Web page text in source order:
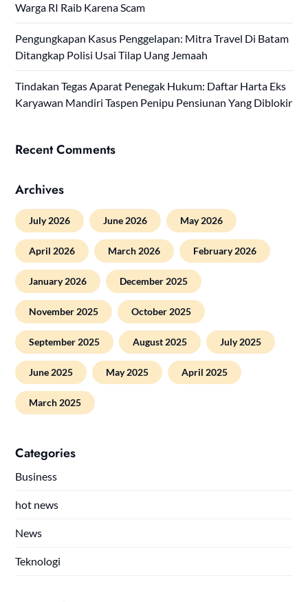
Warga RI Raib Karena Scam
Pengungkapan Kasus Penggelapan: Mitra Travel Di Batam
Ditangkap Polisi Usai Tilap Uang Jemaah
Tindakan Tegas Aparat Penegak Hukum: Daftar Harta Eks
Karyawan Mandiri Taspen Penipu Pensiunan Yang Diblokir
Recent Comments
Archives
July 2026 June 2026 May 2026
April 2026 March 2026 February 2026
January 2026 December 2025
November 2025 October 2025
September 2025 August 2025 July 2025
June 2025 May 2025 April 2025
March 2025
Categories
Business
hot news
News
Teknologi